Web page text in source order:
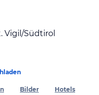
Vigil/Südtirol
Bilder Hotels